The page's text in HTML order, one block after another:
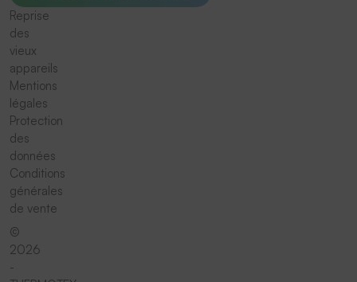
Reprise
des
vieux
appareils
Mentions
légales
Protection
des
données
Conditions
générales
de vente
©
2026
-